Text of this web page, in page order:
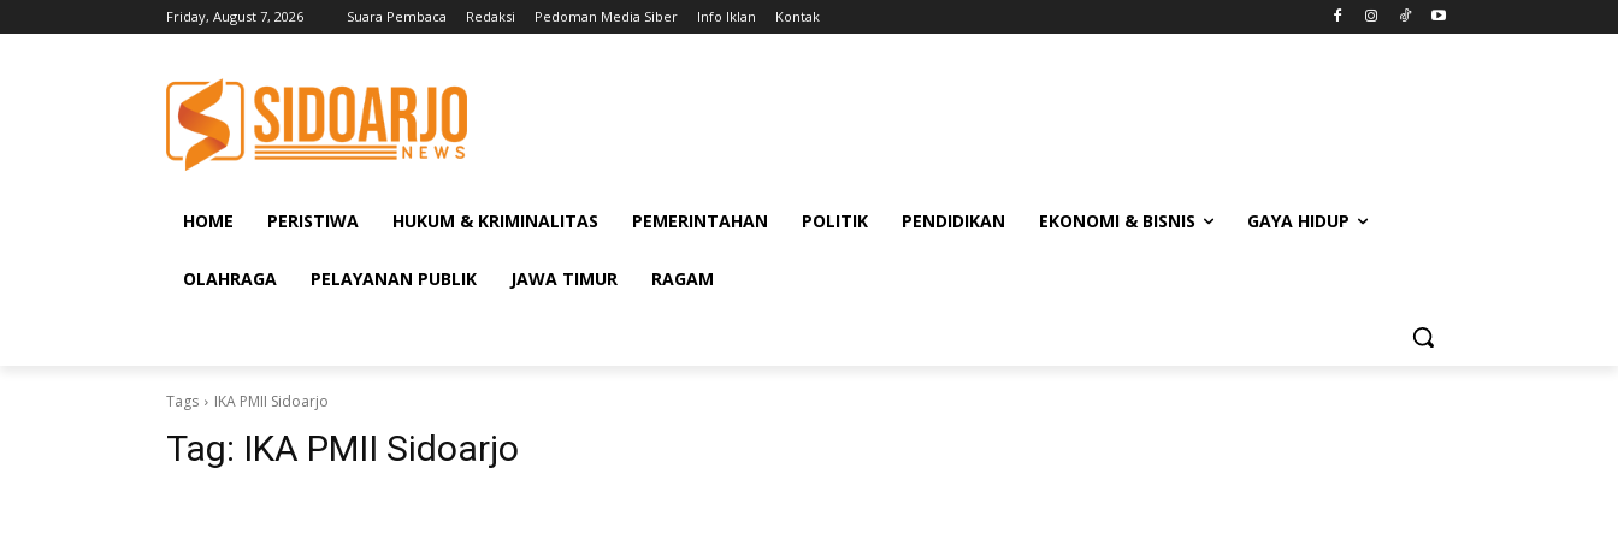
Friday, August 7, 2026 Suara Pembaca Redaksi Pedoman Media Siber Info Iklan Kontak
HOME PERISTIWA HUKUM & KRIMINALITAS PEMERINTAHAN POLITIK PENDIDIKAN EKONOMI & BISNIS GAYA HIDUP
OLAHRAGA PELAYANAN PUBLIK JAWA TIMUR RAGAM
Tags IKA PMII Sidoarjo
Tag: IKA PMII Sidoarjo